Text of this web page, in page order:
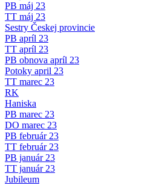
PB máj 23
TT máj 23
Sestry Českej provincie
PB apríl 23
TT apríl 23
PB obnova apríl 23
Potoky april 23
TT marec 23
RK
Haniska
PB marec 23
DO marec 23
PB február 23
TT február 23
PB január 23
TT január 23
Jubileum